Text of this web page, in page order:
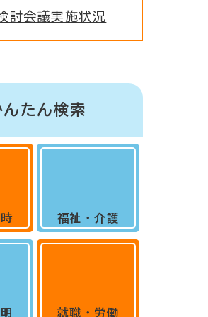
討会議実施状況
んたん検索
福祉・介護
就職・労働